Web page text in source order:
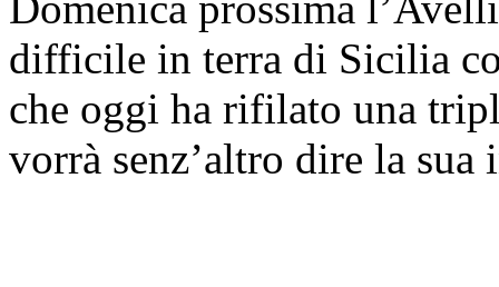
difficile in terra di Sicilia
che oggi ha rifilato una
vorrà senz’altro dire la